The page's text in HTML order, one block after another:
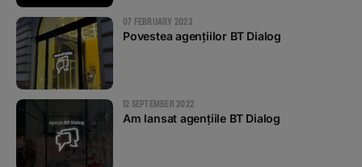
Banking, pe relaxare
07 FEBRUARY 2023
Povestea agențiilor BT Dialog
12 SEPTEMBER 2022
Am lansat agențiile BT Dialog